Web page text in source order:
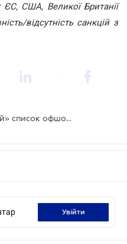
ЄС, США, Великої Британії
відсутність санкцій з
Євросоюз склав новий «чорний» список офшорів
увійти